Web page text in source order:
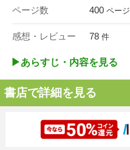
ページ数 400 ページ
感想・レビュー 78 件
▶︎あらすじ・内容を見る
書店で詳細を見る